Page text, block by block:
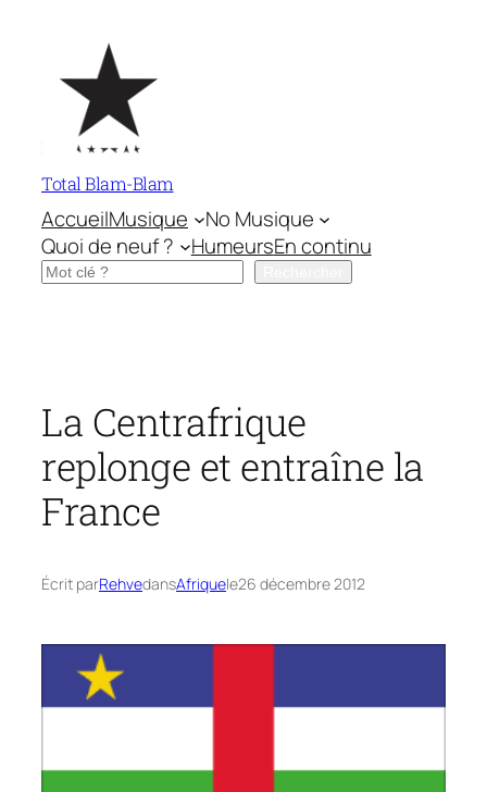
contenu
Total Blam-Blam
AccueilMusique
No Musique
Quoi de neuf ?
HumeursEn continu
Rechercher
La Centrafrique
replonge et entraîne la
France
Écrit parRehvedansAfriquele26 décembre 2012